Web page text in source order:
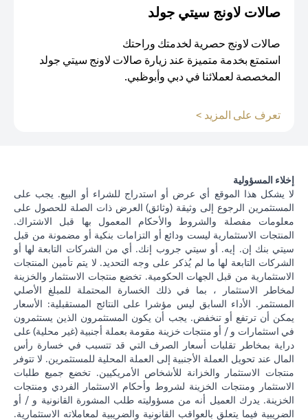
صالات لاونج سيتي جولد
صالات لاونج حصرية لخدمتك وراحتك
استمتع بخدمة متميزة عند زيارة صالات لاونج سيتي جولد
المخصصة لعملائنا في دبي وأبوظبي.
تعرف على المزيد >
إخلاء المسؤولية
لا يشكل هذا الموقع أي عرض أو استدراج للشراء أو البيع. يجب على
المستثمرين الرجوع إلى وثيقة (وثائق) العرض ذات الصلة للحصول على
معلومات مفصلة والشروط والأحكام المعمول بها قبل الاشتراك.
المنتجات الاستثمارية ليست ودائع أو التزامات بنكية أو مضمونة من قبل
سيتي بنك إن. إيه. أو سيتي جروب إنك. أي من الشركات التابعة لها أو
الشركات التابعة لها ما لم يُذكر على وجه التحديد. لا يتم تأمين المنتجات
الاستثمارية من قبل الجهات الحكومية. تخضع منتجات الاستثمار والخزينة
لمخاطر الاستثمار ، بما في ذلك الخسارة المحتملة للمبلغ الأصلي
المستثمر. الأداء السابق ليس مؤشرا على النتائج المستقبلية: الأسعار
يمكن أن ترتفع أو تنخفض. يجب أن يكون المستثمرون الذين يستثمرون
في استثمارات و / أو منتجات خزينة مقومة بعملة أجنبية (غير محلية) على
دراية بمخاطر تقلبات أسعار الصرف التي قد تتسبب في خسارة رأس
المال عند تحويل العملة الأجنبية إلى العملة المحلية للمستثمرين. لا تتوفر
منتجات الاستثمار والخزانة للأشخاص الأمريكيين. تخضع جميع طلبات
الاستثمار ومنتجات الخزينة لشروط وأحكام الاستثمار الفردي ومنتجات
الخزينة. يدرك العميل أنه من مسؤوليته طلب المشورة القانونية و / أو
الضريبية فيما يتعلق بالعواقب القانونية والضريبية لمعاملاته الاستثمارية.